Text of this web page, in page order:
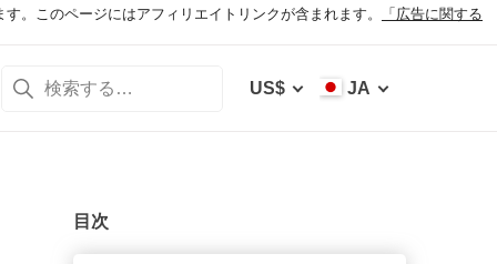
。このページにはアフィリエイトリンクが含まれます。 「広告に関する
US$ JA
目次